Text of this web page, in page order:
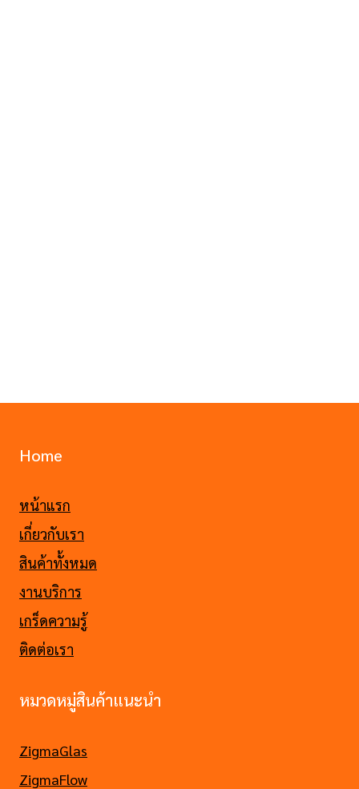
Home
หน้าแรก
เกี่ยวกับเรา
สินค้าทั้งหมด
งานบริการ
เกร็ดความรู้
ติดต่อเรา
หมวดหมู่สินค้าแนะนำ
ZigmaGlas
ZigmaFlow